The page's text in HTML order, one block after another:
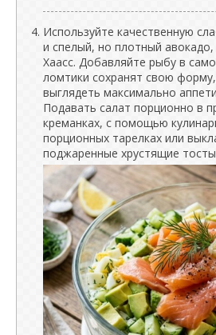
Используйте качественную
и спелый, но плотный
Хаасс. Добавляйте рыбу в
ломтики сохранят свою
выглядеть максимально
Подавать салат порционно в
креманках, с помощью
порционных тарелках или
поджаренные хрустящие